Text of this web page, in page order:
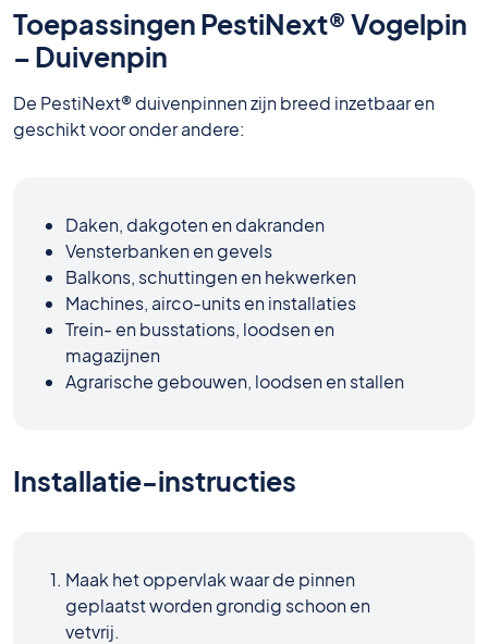
Toepassingen PestiNext® Vogelpin
– Duivenpin
De PestiNext® duivenpinnen zijn breed inzetbaar en
geschikt voor onder andere:
Daken, dakgoten en dakranden
Vensterbanken en gevels
Balkons, schuttingen en hekwerken
Machines, airco-units en installaties
Trein- en busstations, loodsen en
magazijnen
Agrarische gebouwen, loodsen en stallen
Installatie-instructies
Maak het oppervlak waar de pinnen
geplaatst worden grondig schoon en
vetvrij.